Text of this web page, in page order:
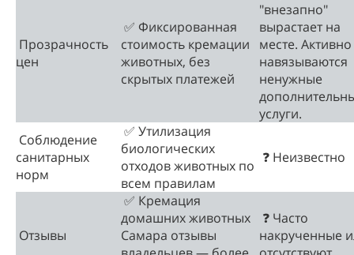
Прозрачность
цен
✅ Фиксированная
стоимость кремации
животных, без
скрытых платежей
"внезапно"
вырастает на
месте. Активно
навязываются
ненужные
услуги.
Соблюдение
санитарных
норм
✅ Утилизация
биологических
отходов животных по
всем правилам
❓ Неизвестно
Отзывы
✅ Кремация
домашних животных
Самара отзывы
❓ Часто
накрученные